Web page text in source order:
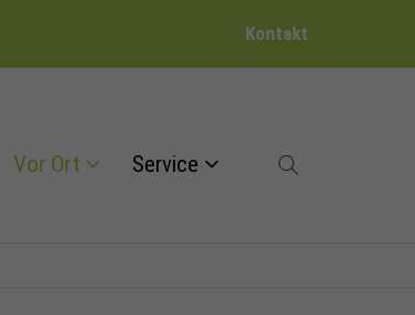
Kontakt
Vor Ort Service